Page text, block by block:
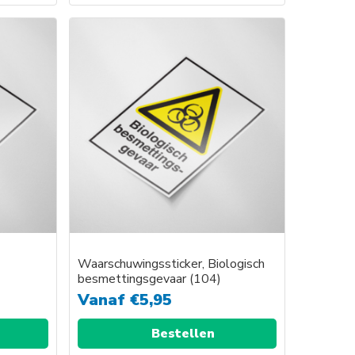
Dit
heeft
meerdere
variaties.
Deze
optie
kan
gekozen
worden
de
Waarschuwingssticker, Biologisch
besmettingsgevaar (104)
Vanaf€5,95
Bestellen